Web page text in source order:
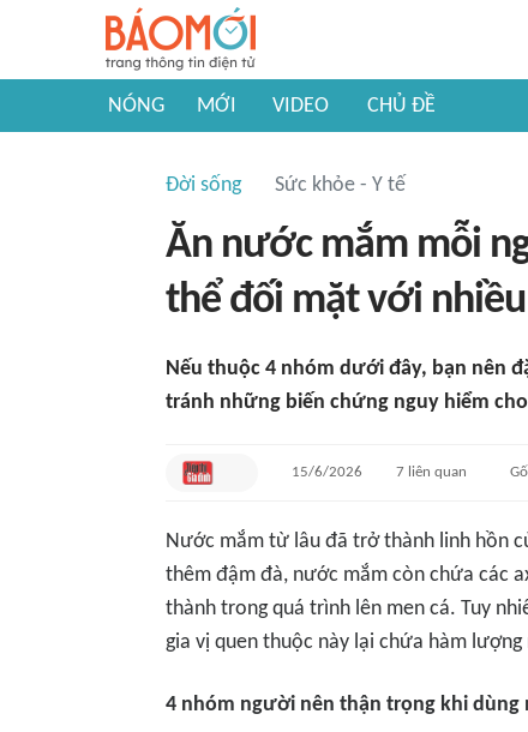
NÓNG MỚI VIDEO CHỦ ĐỀ
Đời sống Sức khỏe - Y tế
Ăn nước mắm mỗi
thể đối mặt với
Nếu thuộc 4 nhóm dưới đây, bạn nên
tránh những biến chứng nguy hiểm
15/6/2026 7 liên quan
Nước mắm từ lâu đã trở thành linh hồn
thêm đậm đà, nước mắm còn chứa các
thành trong quá trình lên men cá. Tuy
gia vị quen thuộc này lại chứa hàm
4 nhóm người nên thận trọng khi dùng